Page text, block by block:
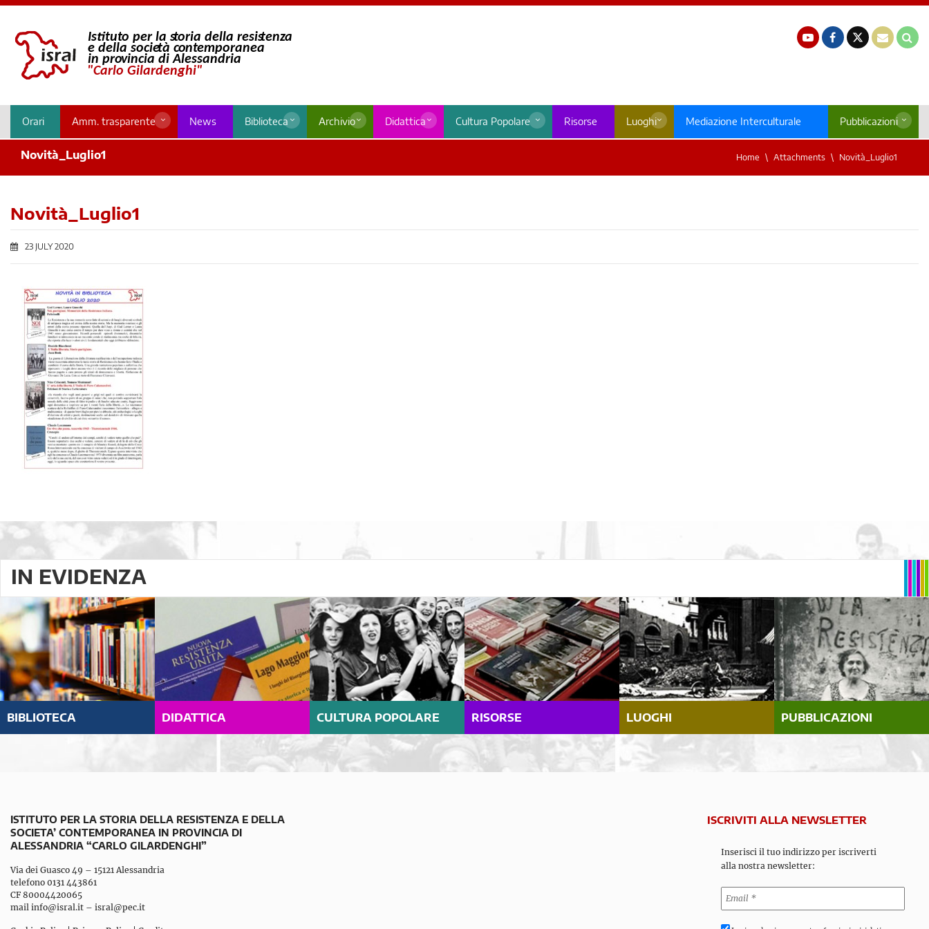
Orari Amm. trasparente News Biblioteca Archivio Didattica Cultura Popolare Risorse Luoghi Mediazione Interculturale Pubblicazioni
Novità_Luglio1 Home Attachments Novità_Luglio1
Novità_Luglio1
23 JULY 2020
IN EVIDENZA
BIBLIOTECA DIDATTICA CULTURA POPOLARE RISORSE LUOGHI PUBBLICAZIONI
ISTITUTO PER LA STORIA DELLA RESISTENZA E DELLA
SOCIETA’ CONTEMPORANEA IN PROVINCIA DI
ALESSANDRIA “CARLO GILARDENGHI”
Via dei Guasco 49 – 15121 Alessandria
telefono 0131 443861
CF 80004420065
mail info@isral.it – isral@pec.it
ISCRIVITI ALLA NEWSLETTER
Inserisci il tuo indirizzo per iscriverti
alla nostra newsletter: